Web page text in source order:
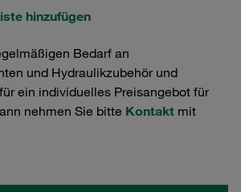
hinzufügen
Bedarf an
und Hydraulikzubehör und
ein individuelles Preisangebot für
nehmen Sie bitte Kontakt mit